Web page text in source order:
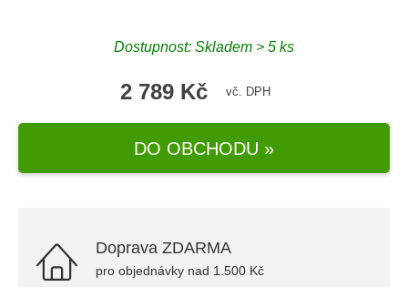
Dostupnost: Skladem > 5 ks
2 789 Kč vč. DPH
DO OBCHODU »
Doprava ZDARMA
pro objednávky nad 1.500 Kč